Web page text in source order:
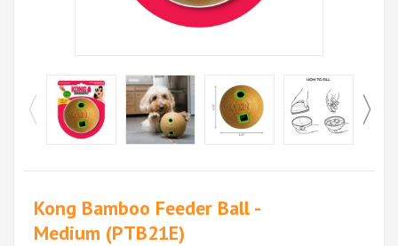
Kong Bamboo Feeder Ball -
Medium (PTB21E)